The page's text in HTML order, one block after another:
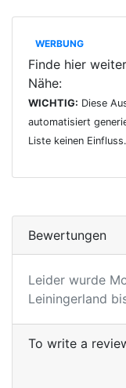
WERBUNG
Finde hier
Nähe:
WICHTIG: Diese
automatisiert
Liste keinen Einfluss.
Bewertungen
Leider wurde
Leiningerland
To write a